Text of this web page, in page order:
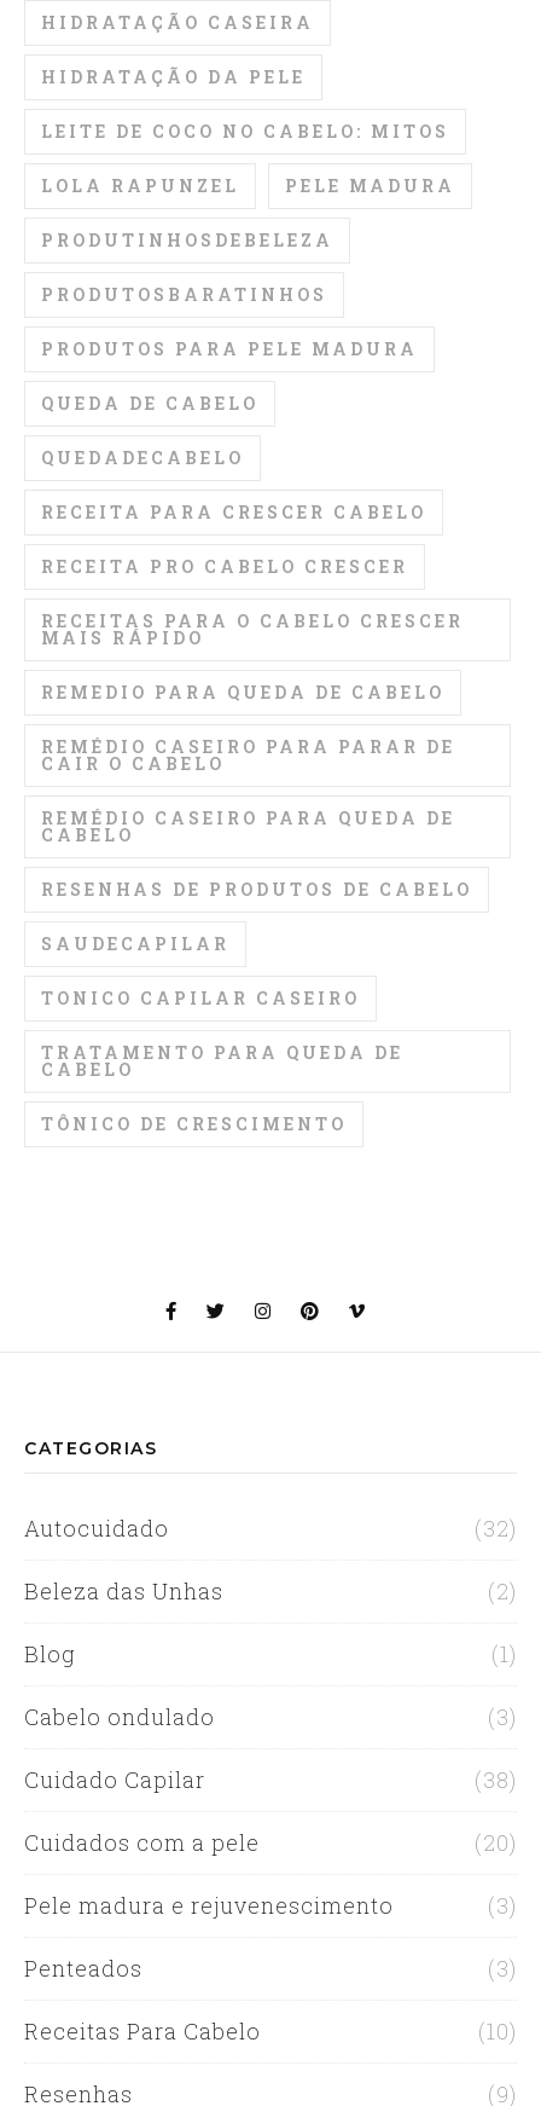
HIDRATAÇÃO CASEIRA
HIDRATAÇÃO DA PELE
LEITE DE COCO NO CABELO: MITOS
LOLA RAPUNZEL PELE MADURA
PRODUTINHOSDEBELEZA
PRODUTOSBARATINHOS
PRODUTOS PARA PELE MADURA
QUEDA DE CABELO
QUEDADECABELO
RECEITA PARA CRESCER CABELO
RECEITA PRO CABELO CRESCER
RECEITAS PARA O CABELO CRESCER
MAIS RÁPIDO
REMEDIO PARA QUEDA DE CABELO
REMÉDIO CASEIRO PARA PARAR DE
CAIR O CABELO
REMÉDIO CASEIRO PARA QUEDA DE
CABELO
RESENHAS DE PRODUTOS DE CABELO
SAUDECAPILAR
TONICO CAPILAR CASEIRO
TRATAMENTO PARA QUEDA DE
CABELO
TÔNICO DE CRESCIMENTO
CATEGORIAS
Autocuidado (32)
Beleza das Unhas (2)
Blog (1)
Cabelo ondulado (3)
Cuidado Capilar (38)
Cuidados com a pele (20)
Pele madura e rejuvenescimento (3)
Penteados (3)
Receitas Para Cabelo (10)
Resenhas (9)